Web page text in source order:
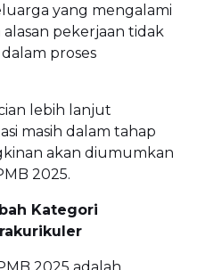
yang mengalami
pekerjaan tidak
proses
lebih lanjut
masih dalam tahap
akan diumumkan
2025.
Kategori
2025 adalah